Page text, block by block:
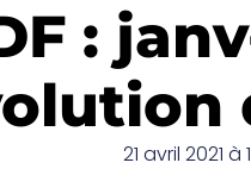
:
21 avril 2021 à